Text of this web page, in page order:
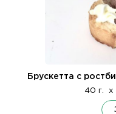
Брускетта с
40 г. x